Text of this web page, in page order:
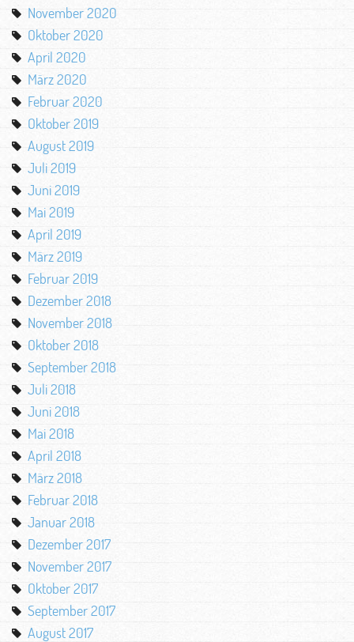
November 2020
Oktober 2020
April 2020
März 2020
Februar 2020
Oktober 2019
August 2019
Juli 2019
Juni 2019
Mai 2019
April 2019
März 2019
Februar 2019
Dezember 2018
November 2018
Oktober 2018
September 2018
Juli 2018
Juni 2018
Mai 2018
April 2018
März 2018
Februar 2018
Januar 2018
Dezember 2017
November 2017
Oktober 2017
September 2017
August 2017